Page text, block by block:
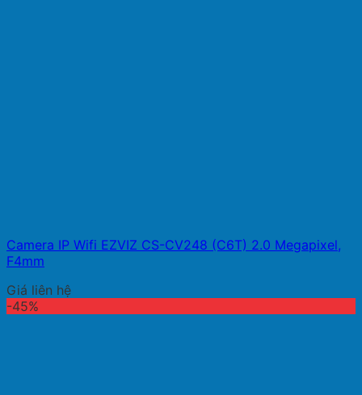
Camera IP Wifi EZVIZ CS-CV248 (C6T) 2.0 Megapixel,
F4mm
Giá liên hệ
-45%